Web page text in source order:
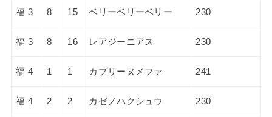
福 3 8 15 ベリーベリーベリー 230
福 3 8 16 レアジーニアス 230
福 4 1 1 カプリーヌメファ 241
福 4 2 2 カゼノハクシュウ 230